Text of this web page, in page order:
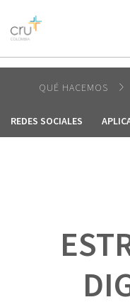
AFRICA
AMERICA /
OCEANIA
QUÉ HACEMOS
REDES SOCIALES